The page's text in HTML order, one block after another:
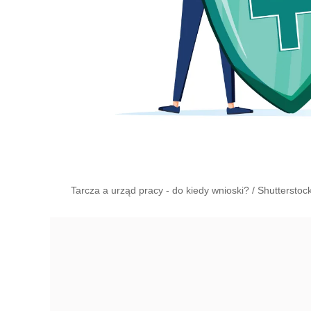
Tarcza a urząd pracy - do kiedy wnioski? /